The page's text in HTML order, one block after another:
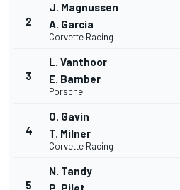
2
J. Magnussen
A. Garcia
Corvette Racing
3
L. Vanthoor
E. Bamber
Porsche
4
O. Gavin
T. Milner
Corvette Racing
5
N. Tandy